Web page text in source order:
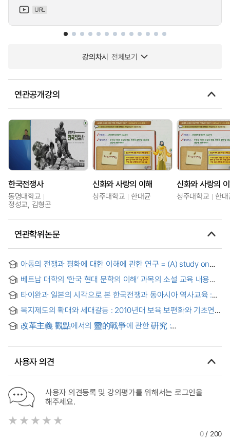
URL
강의차시 전체보기
연관공개강의
한국전쟁사
동명대학교
정성교, 김형곤
신화와 사랑의 이해
청주대학교 한대균
신화와 사랑의
청주대학교 한
연관학위논문
아동의 전쟁과 평화에 대한 이해에 관한 연구 = (A) study on
베트남 대학의 ‘한국 현대 문학의 이해’ 과목의 소설 교육 내용
타이완과 일본의 시각으로 본 한국전쟁과 동아시아 역사교육 :
복지제도의 확대와 세대갈등 : 2010년대 보육 보편화와 기초연금
도입에 따른 세대별 복지인식 변화 분석을 중심으로
改革主義 觀點에서의 靈的戰爭에 관한 硏究 :
growth school
사용자 의견
사용자 의견등록 및 강의평가를 위해서는 로그인을
해주세요.
0/ 200